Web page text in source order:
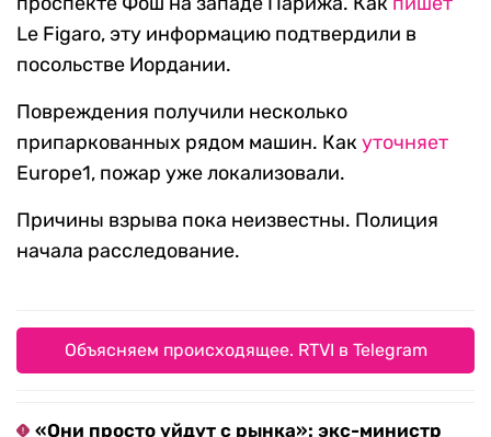
Le Figaro, эту информацию подтвердили в
посольстве Иордании.
Повреждения получили несколько
припаркованных рядом машин. Какуточняет
Europe1, пожар уже локализовали.
Причины взрыва пока неизвестны. Полиция
начала расследование.
Объясняем происходящее. RTVI в Telegram
«Они просто уйдут с рынка»: экс-министр